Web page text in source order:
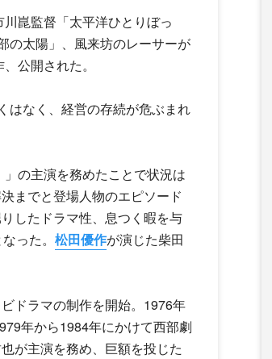
崑監督「太平洋ひとりぼっ
の太陽」、風来坊のレーサーが
公開された。
はなく、経営の存続が危ぶまれ
の主演を務めたことで状況は
までと登場人物のエピソード
したドラマ性、息つく暇を与
った。 松田優作が演じた柴田
ドラマの制作を開始。1976年
年から1984年にかけて西部劇
が主演を務め、巨額を投じた